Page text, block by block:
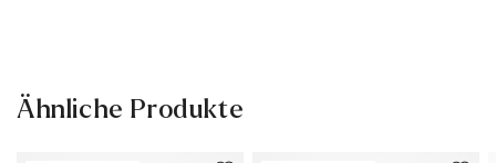
30 Tage kostenfreie Rückgabe
Weitere Informationen zum Thema findest Du im Bereich
Ähnliche Produkte